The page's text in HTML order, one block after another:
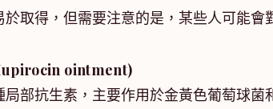
取得，但需要注意的是，某些人可能
ointment)
局部抗生素，主要作用於金黃色葡萄球